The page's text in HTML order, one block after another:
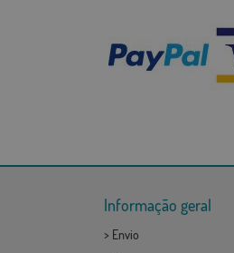
Informação geral
> Envio